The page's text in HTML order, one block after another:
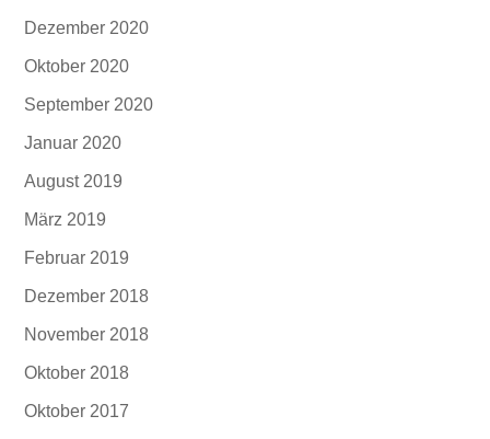
Dezember 2020
Oktober 2020
September 2020
Januar 2020
August 2019
März 2019
Februar 2019
Dezember 2018
November 2018
Oktober 2018
Oktober 2017